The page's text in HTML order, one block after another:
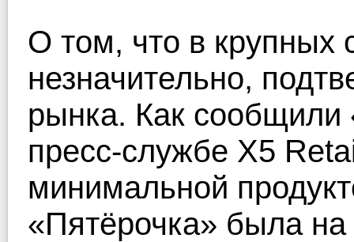
О том, что в крупных
незначительно,
рынка. Как сообщили
пресс-службе Х5
минимальной
«Пятёрочка» была